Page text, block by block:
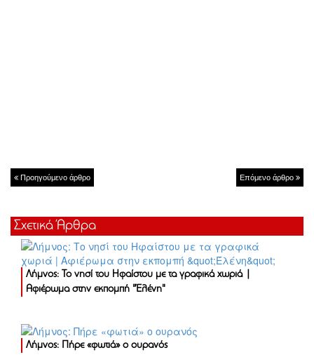
Προηγούμενο άρθρο Επόμενο άρθρο
Σχετικά Άρθρα
Λήμνος: Το νησί του Ηφαίστου με τα γραφικά χωριά |
Αφιέρωμα στην εκπομπή "Έλένη"
Λήμνος: Πήρε «φωτιά» ο ουρανός